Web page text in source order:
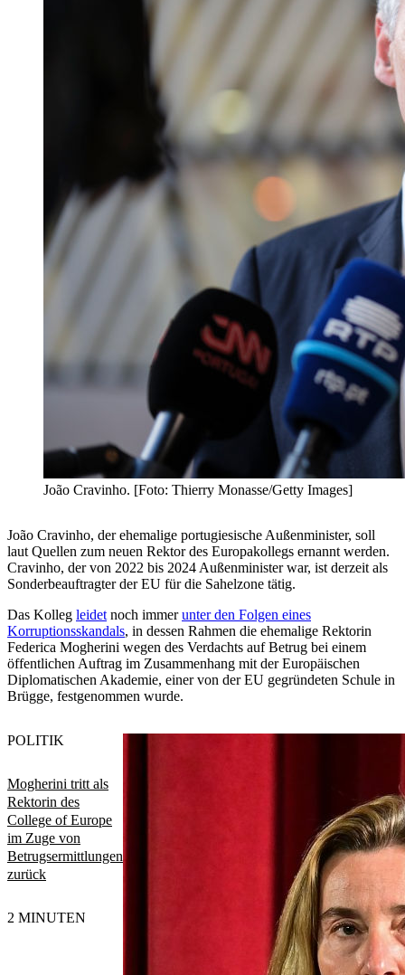
João Cravinho. [Foto: Thierry Monasse/Getty Images]
João Cravinho, der ehemalige portugiesische Außenminister, soll
laut Quellen zum neuen Rektor des Europakollegs ernannt werden.
Cravinho, der von 2022 bis 2024 Außenminister war, ist derzeit als
Sonderbeauftragter der EU für die Sahelzone tätig.
Das Kolleg leidet noch immerunter den Folgen eines
Korruptionsskandals, in dessen Rahmen die ehemalige Rektorin
Federica Mogherini wegen des Verdachts auf Betrug bei einem
öffentlichen Auftrag im Zusammenhang mit der Europäischen
Diplomatischen Akademie, einer von der EU gegründeten Schule in
Brügge, festgenommen wurde.
Mogherini tritt als
Rektorin des
College of Europe
im Zuge von
Betrugsermittlungen
zurück
POLITIK
2 MINUTEN